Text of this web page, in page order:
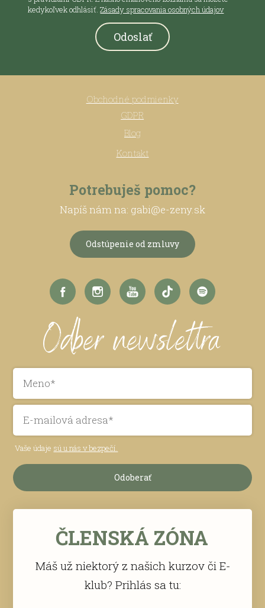
kedykoľvek odhlásiť. Zásady spracovania osobných údajov
Odoslať
Obchodné podmienky
GDPR
Blog
Kontakt
Potrebuješ pomoc?
Napíš nám na: gabi@e-zeny.sk
Odstúpenie od zmluvy
Odber newslettra
Vaše údaje sú u nás v bezpečí.
Odoberať
ČLENSKÁ ZÓNA
Máš už niektorý z našich kurzov či E-
klub? Prihlás sa tu: